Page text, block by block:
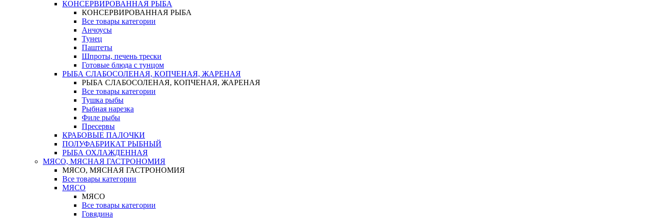
КОНСЕРВИРОВАННАЯ РЫБА
КОНСЕРВИРОВАННАЯ РЫБА
Все товары категории
Анчоусы
Тунец
Паштеты
Шпроты, печень трески
Готовые блюда с тунцом
РЫБА СЛАБОСОЛЕНАЯ, КОПЧЕНАЯ, ЖАРЕНАЯ
РЫБА СЛАБОСОЛЕНАЯ, КОПЧЕНАЯ, ЖАРЕНАЯ
Все товары категории
Тушка рыбы
Рыбная нарезка
Филе рыбы
Пресервы
КРАБОВЫЕ ПАЛОЧКИ
ПОЛУФАБРИКАТ РЫБНЫЙ
РЫБА ОХЛАЖДЕННАЯ
МЯСО, МЯСНАЯ ГАСТРОНОМИЯ
МЯСО, МЯСНАЯ ГАСТРОНОМИЯ
Все товары категории
МЯСО
МЯСО
Все товары категории
Говядина